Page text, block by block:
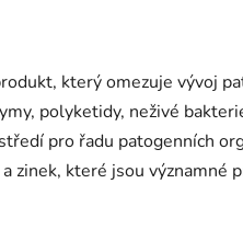
který omezuje vývoj
polyketidy, neživé
pro řadu patogenních
zinek, které jsou významné